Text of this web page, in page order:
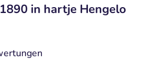
in hartje Hengelo